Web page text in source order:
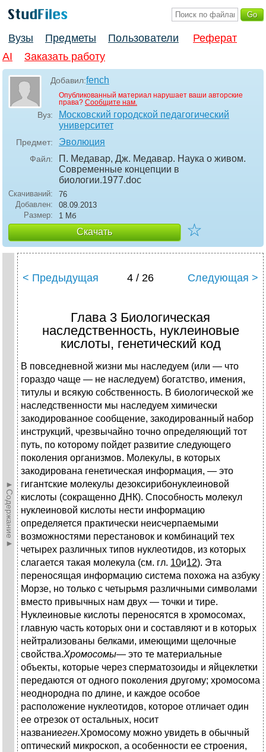
Вузы Предметы Пользователи
Реферат
AI
Заказать работу
Добавил:fench
Опубликованный материал нарушает ваши авторские
права? Сообщите нам.
Вуз:
Московский городской педагогический
университет
Предмет: Эволюция
Файл:
П. Медавар, Дж. Медавар. Наука о живом.
Современные концепции в
биологии.1977.doc
Скачиваний:
76
Добавлен:
08.09.2013
Размер:
1 Мб
Скачать ☆
►Содержание►
< Предыдущая 4 / 26 Следующая >
Глава 3 Биологическая
наследственность, нуклеиновые
кислоты, генетический код
В повседневной жизни мы наследуем (или — что
гораздо чаще — не наследуем) богатство, имения,
титулы и всякую собственность. В биологической же
наследственности мы наследуем химически
закодированное сообщение, закодированный набор
инструкций, чрезвычайно точно определяющий тот
путь, по которому пойдет развитие следующего
поколения организмов. Молекулы, в которых
закодирована генетическая информация, — это
гигантские молекулы дезоксирибонуклеиновой
кислоты (сокращенно ДНК). Способность молекул
нуклеиновой кислоты нести информацию
определяется практически неисчерпаемыми
возможностями перестановок и комбинаций тех
четырех различных типов нуклеотидов, из которых
слагается такая молекула (см. гл. 10и12). Эта
переносящая информацию система похожа на азбуку
Морзе, но только с четырьмя различными символами
вместо привычных нам двух — точки и тире.
Нуклеиновые кислоты переносятся в хромосомах,
главную часть которых они и составляют и в которых
нейтрализованы белками, имеющими щелочные
свойства.Хромосомы— это те материальные
объекты, которые через сперматозоиды и яйцеклетки
передаются от одного поколения другому; хромосома
неоднородна по длине, и каждое особое
расположение нуклеотидов, которое отличает один
ее отрезок от остальных, носит
названиеген.Хромосому можно увидеть в обычный
оптический микроскоп, а особенности ее строения,